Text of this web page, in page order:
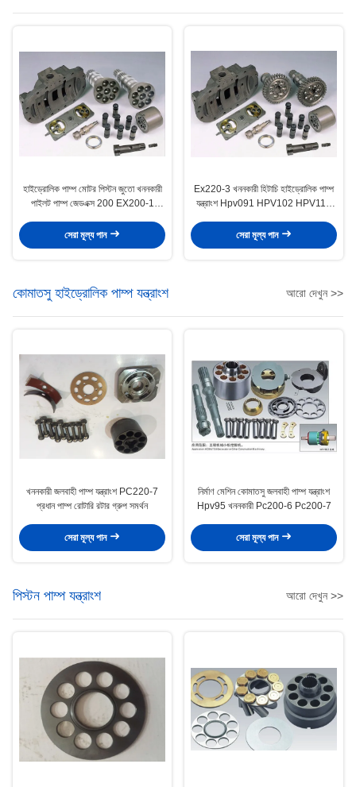
হাইড্রোলিক পাম্প মোটর পিস্টন জুতো খননকারী
পাইলট পাম্প জেডএক্স 200 EX200-1
সেরা মূল্য পান
Ex220-3 খননকারী হিটাচি হাইড্রোলিক পাম্প
যন্ত্রাংশ Hpv091 HPV102 HPV116
সেরা মূল্য পান
কোমাতসু হাইড্রোলিক পাম্প যন্ত্রাংশ আরো দেখুন >>
খননকারী জলবাহী পাম্প যন্ত্রাংশ PC220-7
প্রধান পাম্প রোটারি রটার গ্রুপ সমর্থন
সেরা মূল্য পান
নির্মাণ মেশিন কোমাতসু জলবাহী পাম্প যন্ত্রাংশ
Hpv95 খননকারী Pc200-6 Pc200-7
সেরা মূল্য পান
পিস্টন পাম্প যন্ত্রাংশ আরো দেখুন >>